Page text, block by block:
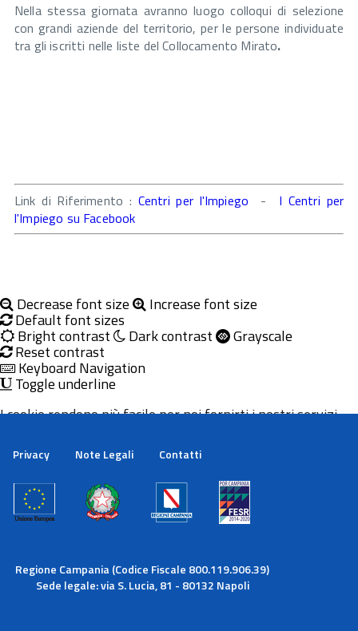
Nella stessa giornata avranno luogo colloqui di selezione
con grandi aziende del territorio, per le persone individuate
tra gli iscritti nelle liste del Collocamento Mirato.
Link di Riferimento : Centri per l'Impiego - I Centri per
l'Impiego su Facebook
Decrease font size Increase font size
Default font sizes
Bright contrast Dark contrast Grayscale
Reset contrast
Keyboard Navigation
Toggle underline
Privacy Note Legali Contatti
Regione Campania (Codice Fiscale 800.119.906.39)
Sede legale: via S. Lucia, 81 - 80132 Napoli
I cookie rendono più facile per noi fornirti i nostri servizi.
cookie.
Maggiori informazioni